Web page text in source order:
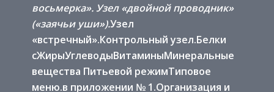
восьмерка».Узел «двойной проводник»
(«заячьи уши»).Узел
«встречный».Контрольный узел.Белки
сЖирыУглеводыВитаминыМинеральные
вещества Питьевой режимТиповое
меню.в приложении № 1.Организация и